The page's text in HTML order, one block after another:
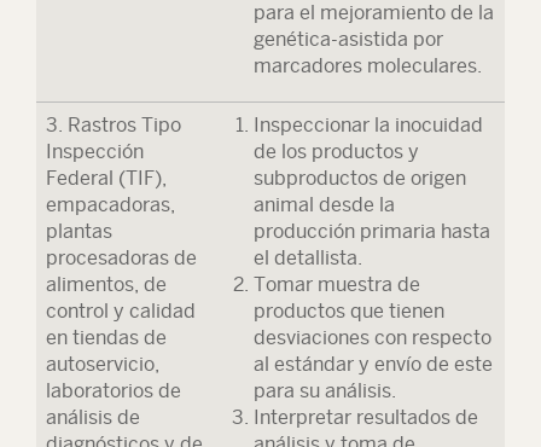
para el mejoramiento de la
genética-asistida por
marcadores moleculares.
3. Rastros Tipo
Inspección
Federal (TIF),
empacadoras,
plantas
procesadoras de
alimentos, de
control y calidad
en tiendas de
autoservicio,
laboratorios de
análisis de
Inspeccionar la inocuidad
de los productos y
subproductos de origen
animal desde la
producción primaria hasta
el detallista.
Tomar muestra de
productos que tienen
desviaciones con respecto
al estándar y envío de este
para su análisis.
Interpretar resultados de